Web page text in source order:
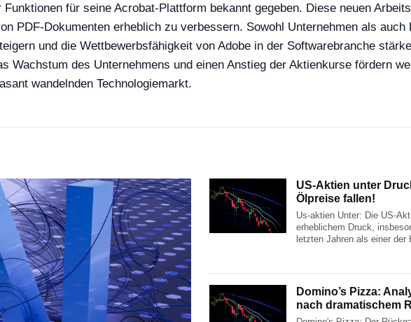
für seine Acrobat-Plattform bekannt gegeben. Diese neuen
PDF-Dokumenten erheblich zu verbessern. Sowohl Unternehmen als auch
und die Wettbewerbsfähigkeit von Adobe in der Softwarebranche
des Unternehmens und einen Anstieg der Aktienkurse fördern
wandelnden Technologiemarkt.
US-Aktien unter
Ölpreise fallen!
Us-aktien Unter: Die US-
erheblichem Druck,
letzten Jahren als einer der
Domino’s Pizza:
nach dramatischem